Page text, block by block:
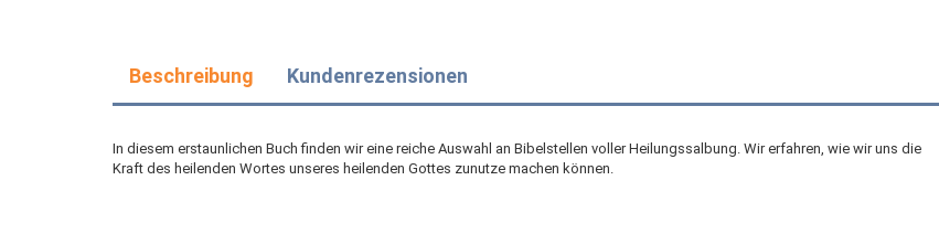
Beschreibung Kundenrezensionen
In diesem erstaunlichen Buch finden wir eine reiche Auswahl an Bibelstellen voller Heilungssalbung. Wir erfahren, wie wir uns die
Kraft des heilenden Wortes unseres heilenden Gottes zunutze machen können.